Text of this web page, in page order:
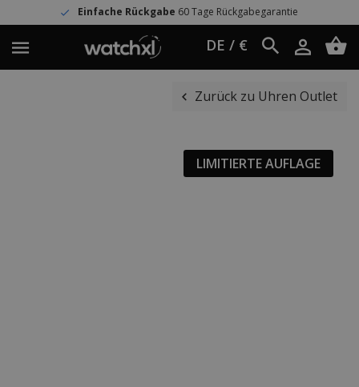
Einfache Rückgabe60 Tage Rückgabegarantie
DE / €
Zurück zu Uhren Outlet
LIMITIERTE AUFLAGE